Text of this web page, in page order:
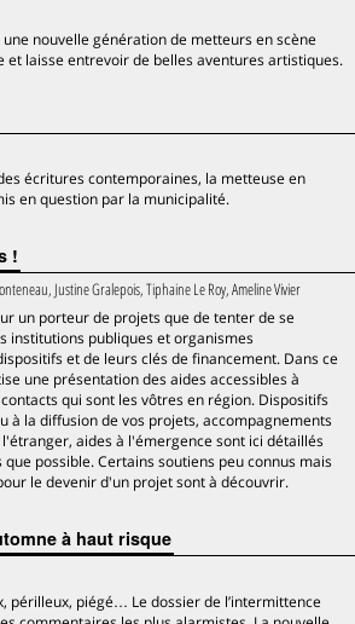
nouvelle génération de metteurs en scène
et laisse entrevoir de belles aventures artistiques.
écritures contemporaines, la metteuse en
en question par la municipalité.
!
Justine Gralepois, Tiphaine Le Roy, Ameline Vivier
un porteur de projets que de tenter de se
institutions publiques et organismes
et de leurs clés de financement. Dans ce
une présentation des aides accessibles à
qui sont les vôtres en région. Dispositifs
à la diffusion de vos projets, accompagnements
aides à l'émergence sont ici détaillés
possible. Certains soutiens peu connus mais
le devenir d'un projet sont à découvrir.
à haut risque
périlleux, piégé… Le dossier de l’intermittence